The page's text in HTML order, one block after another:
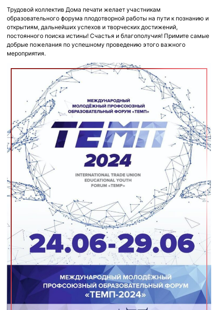
Трудовой коллектив Дома печати желает участникам
образовательного форума плодотворной работы на пути к познанию и
открытиям, дальнейших успехов и творческих достижений,
постоянного поиска истины! Счастья и благополучия! Примите самые
добрые пожелания по успешному проведению этого важного
мероприятия.